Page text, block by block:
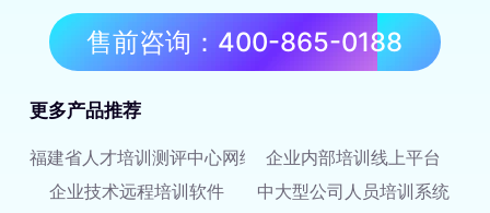
售前咨询：400-865-0188
更多产品推荐
福建省人才培训测评中心网络平台企业内部培训线上平台
企业技术远程培训软件
中大型公司人员培训系统